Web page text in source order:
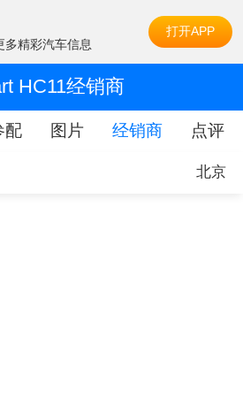
多精彩汽车信息
打开APP
HC11经销商
配 图片 经销商 点评
北京